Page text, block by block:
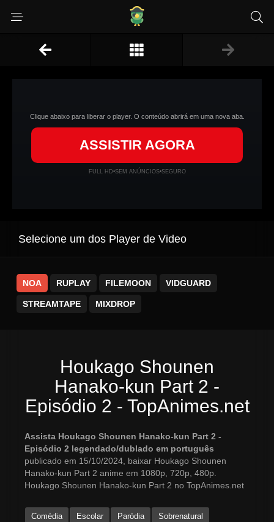
Clique abaixo para liberar o player. O conteúdo abrirá em uma nova aba.
ASSISTIR AGORA
FULL HD•SEM ANÚNCIOS•SEGURO
Selecione um dos Player de Video
NOA RUPLAY FILEMOON VIDGUARD
STREAMTAPE MIXDROP
Houkago Shounen
Hanako-kun Part 2 -
Episódio 2 - TopAnimes.net
Assista Houkago Shounen Hanako-kun Part 2 -
Episódio 2 legendado/dublado em português
publicado em 15/10/2024, baixar Houkago Shounen
Hanako-kun Part 2 anime em 1080p, 720p, 480p.
Houkago Shounen Hanako-kun Part 2 no TopAnimes.net
Comédia Escolar Paródia Sobrenatural